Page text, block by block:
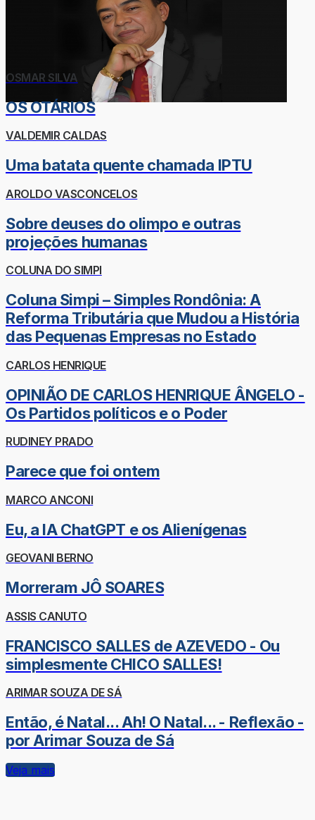
OSMAR SILVA
OS OTÁRIOS
VALDEMIR CALDAS
Uma batata quente chamada IPTU
AROLDO VASCONCELOS
Sobre deuses do olimpo e outras
projeções humanas
COLUNA DO SIMPI
Coluna Simpi – Simples Rondônia: A
Reforma Tributária que Mudou a História
das Pequenas Empresas no Estado
CARLOS HENRIQUE
OPINIÃO DE CARLOS HENRIQUE ÂNGELO -
Os Partidos políticos e o Poder
RUDINEY PRADO
Parece que foi ontem
MARCO ANCONI
Eu, a IA ChatGPT e os Alienígenas
GEOVANI BERNO
Morreram JÔ SOARES
ASSIS CANUTO
FRANCISCO SALLES de AZEVEDO - Ou
simplesmente CHICO SALLES!
ARIMAR SOUZA DE SÁ
Então, é Natal... Ah! O Natal... - Reflexão -
por Arimar Souza de Sá
Veja mais